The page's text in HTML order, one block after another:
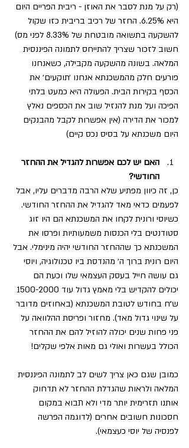
(רק על מנת לסבר את האוזן - ריבית הפריים היום
היא 6.25%. החזר של רכיב בריבית כזו שקול
להשקעה בתשואה מובטחת של 8.33% לפני מס)
חשוב לזכור שצריך להתייחס לתמונה הפיננסית
המלאה. בשונה מהשקעה מקבילה, כשאנחנו
פורעים חלק מהמשכנתא אנחנו ׳תוקעים׳ את
הכסף בקירות הבית. הפעולה היא כמעט בלתי
הפיכה ועל מנת להנזיל שוב את הכספים נאלץ
למכור את הדירה (אין אפשרות לקבל מהבנקים
היום משכנתא על בסיס נכס קיים)
האם יש לכם אפשרות להגדיל את ההחזר
החודשי?
כן, זה כיוון מפתיע שלא הרבה מדברים עליו, אבל
לפעמים כדאי מאד להגדיל את ההחזר החודשי.
כשיוסי ורונית לקחו את המשכנתא הם היו זוג
סטודנטים בלי הכנסות משמעותיות ופרסו את
המשכנתא כך שההחזר החודשי יהיה מינימלי. אבל
היום רונית ברוך ה׳ מהנדסת ביו טכנולוגיה, ויוסי
גם עושה חייל בעסק העצמאי שלו וכעת הם
ש״ח בחודש לטובת המשכנתא (באחוזים מדובר
על שינוי גדול מאד). מחזור ופריסת ההלוואה על
פני פחות שנים יכולה להוזיל להם את ההחזר
הכולל בעשרות ואולי גם מאות אלפי שקלים!
כמובן שגם כאן צריך לשים לב לתמונה הפיננסית
המלאה ולראות שהגדלת ההחזר לא תדחוק
אותנו תזרימית יותר מדי ולא תבוא במקום
חסכונות חשובים אחרים (לדוגמה הפרשה
לפנסיה של יוסי כעצמאי).